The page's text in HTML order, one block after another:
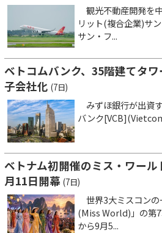
観光不動産開発を
リット(複合企業)サ
サン・フ...
ベトコムバンク、35階建てタ
子会社化 (7日)
みずほ銀行が出資
バンク
ベトナム初開催のミス・ワー
月11日開幕 (7日)
世界3大ミスコンの
(Miss World)」の第
から9月5...